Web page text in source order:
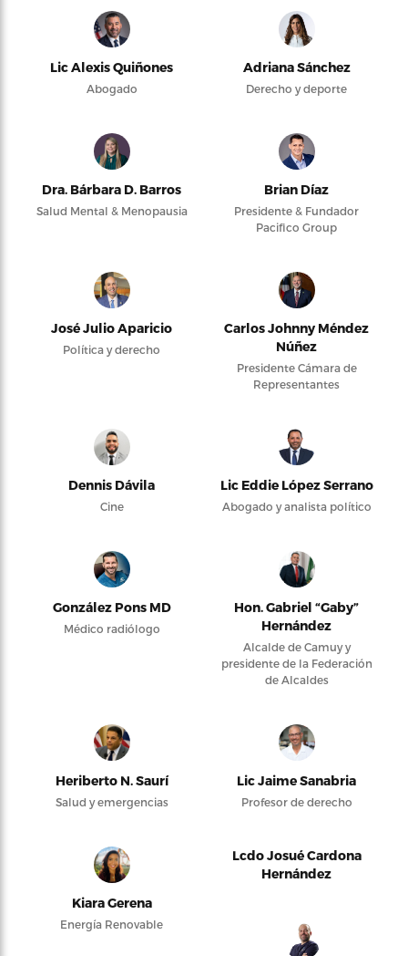
Lic Alexis Quiñones
Abogado
Adriana Sánchez
Derecho y deporte
Dra. Bárbara D. Barros
Salud Mental & Menopausia
Brian Díaz
Presidente & Fundador
Pacifico Group
José Julio Aparicio
Política y derecho
Carlos Johnny Méndez
Núñez
Presidente Cámara de
Representantes
Dennis Dávila
Cine
Lic Eddie López Serrano
Abogado y analista político
González Pons MD
Médico radiólogo
Hon. Gabriel “Gaby”
Hernández
Alcalde de Camuy y
presidente de la Federación
de Alcaldes
Heriberto N. Saurí
Salud y emergencias
Lic Jaime Sanabria
Profesor de derecho
Kiara Gerena
Energía Renovable
Lcdo Josué Cardona
Hernández